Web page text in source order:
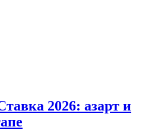
2026: азарт и